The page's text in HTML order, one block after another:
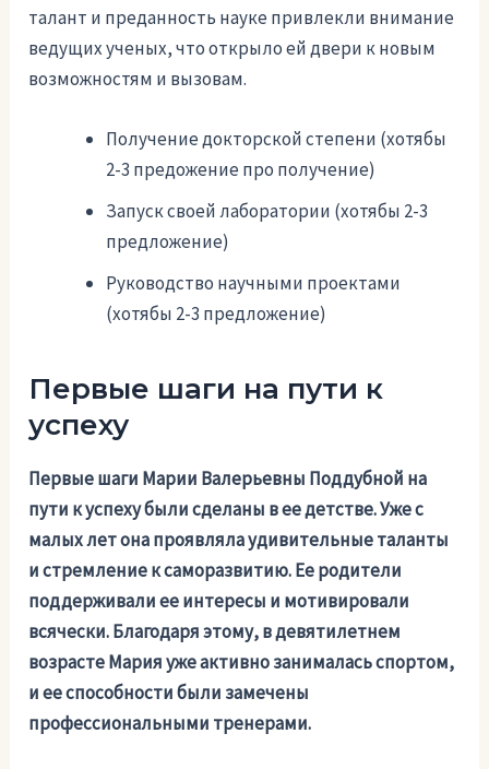
талант и преданность науке привлекли внимание
ведущих ученых, что открыло ей двери к новым
возможностям и вызовам.
Получение докторской степени (хотябы
2-3 предожение про получение)
Запуск своей лаборатории (хотябы 2-3
предложение)
Руководство научными проектами
(хотябы 2-3 предложение)
Первые шаги на пути к
успеху
Первые шаги Марии Валерьевны Поддубной на
пути к успеху были сделаны в ее детстве. Уже с
малых лет она проявляла удивительные таланты
и стремление к саморазвитию. Ее родители
поддерживали ее интересы и мотивировали
всячески. Благодаря этому, в девятилетнем
возрасте Мария уже активно занималась спортом,
и ее способности были замечены
профессиональными тренерами.